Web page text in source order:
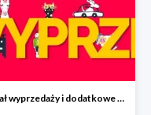
Finał wyprzedaży i dodatkowe 15%